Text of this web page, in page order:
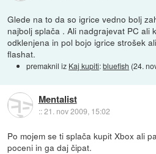
Glede na to da so igrice vedno bolj
najbolj splača . Ali nadgrajevat PC ali
odklenjena in pol bojo igrice strošek
flashat.
premaknil iz Kaj kupiti:bluefish (24.
Mentalist
::21. nov 2009, 15:02
Po mojem se ti splača kupit Xbox ali
poceni in ga daj čipat.